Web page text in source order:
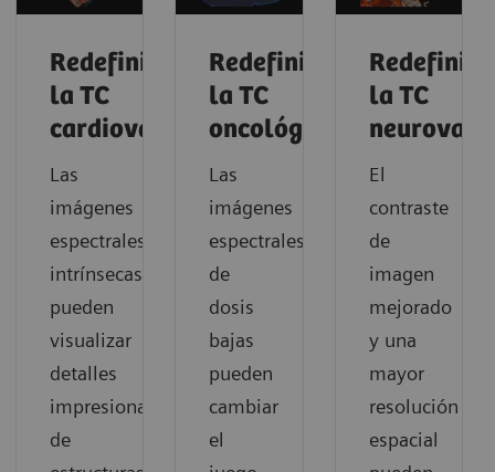
Redefiniendo
la TC
cardiovascular
Las
imágenes
espectrales
intrínsecas
pueden
visualizar
detalles
impresionantes
de
Redefiniendo
la TC
oncológica
Las
imágenes
espectrales
de
dosis
bajas
pueden
cambiar
el
la TC
El
contraste
de
imagen
mejorado
y una
mayor
resolución
espacial